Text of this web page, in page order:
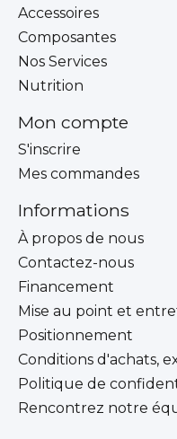
Accessoires
Composantes
Nos Services
Nutrition
Mon compte
S'inscrire
Mes commandes
Informations
À propos de nous
Contactez-nous
Financement
Mise au point et
Positionnement
Conditions d'achats,
Politique de
Rencontrez notre